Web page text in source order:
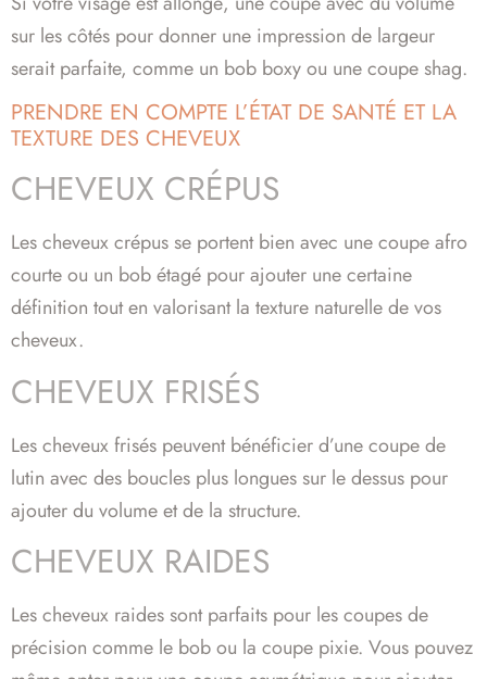
sur les côtés pour donner une impression de largeur
serait parfaite, comme un bob boxy ou une coupe shag.
PRENDRE EN COMPTE L’ÉTAT DE SANTÉ ET LA
TEXTURE DES CHEVEUX
CHEVEUX CRÉPUS
Les cheveux crépus se portent bien avec une coupe afro
courte ou un bob étagé pour ajouter une certaine
définition tout en valorisant la texture naturelle de vos
cheveux.
CHEVEUX FRISÉS
Les cheveux frisés peuvent bénéficier d’une coupe de
lutin avec des boucles plus longues sur le dessus pour
ajouter du volume et de la structure.
CHEVEUX RAIDES
Les cheveux raides sont parfaits pour les coupes de
précision comme le bob ou la coupe pixie. Vous pouvez